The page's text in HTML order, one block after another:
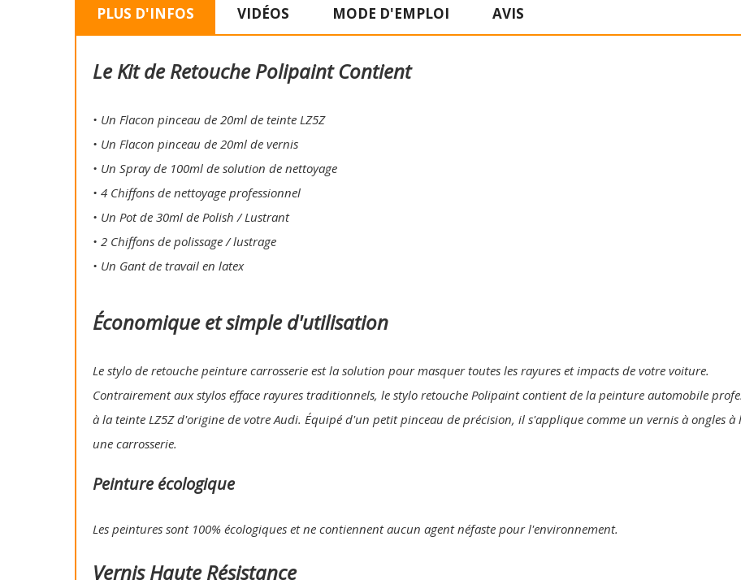
PLUS D'INFOS VIDÉOS MODE D'EMPLOI AVIS
Le Kit de Retouche Polipaint Contient
• Un Flacon pinceau de 20ml de teinte LZ5Z
• Un Flacon pinceau de 20ml de vernis
• Un Spray de 100ml de solution de nettoyage
• 4 Chiffons de nettoyage professionnel
• Un Pot de 30ml de Polish / Lustrant
• 2 Chiffons de polissage / lustrage
• Un Gant de travail en latex
Économique et simple d'utilisation
Le stylo de retouche peinture carrosserie est la solution pour masquer toutes les rayures et impacts de votre voiture.
Contrairement aux stylos efface rayures traditionnels, le stylo retouche Polipaint contient de la peinture automobile
à la teinte LZ5Z d'origine de votre Audi. Équipé d'un petit pinceau de précision, il s'applique comme un vernis à ongles
une carrosserie.
Peinture écologique
Les peintures sont 100% écologiques et ne contiennent aucun agent néfaste pour l'environnement.
Vernis Haute Résistance